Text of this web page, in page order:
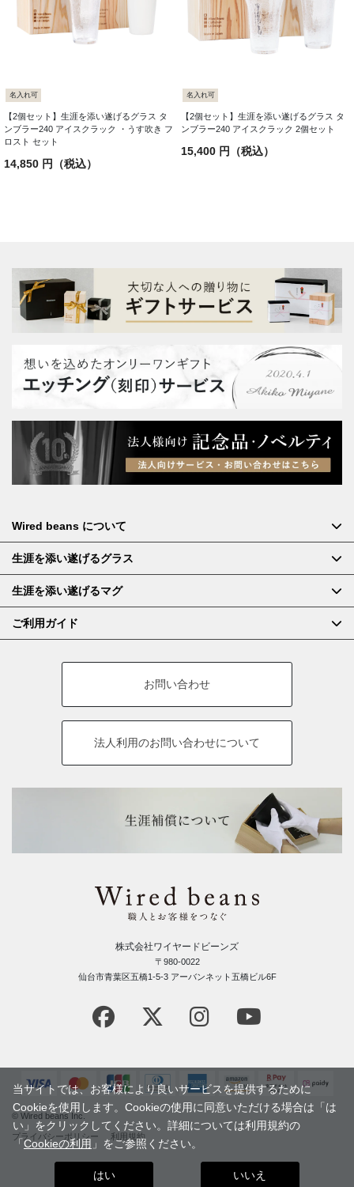
名入れ可
【2個セット】生涯を添い遂げるグラス タ
ンブラー240 アイスクラック ・うす吹き フ
ロスト セット
14,850 円（税込）
名入れ可
【2個セット】生涯を添い遂げるグラス タ
ンブラー240 アイスクラック 2個セット
15,400 円（税込）
Wired beans について
生涯を添い遂げるグラス
生涯を添い遂げるマグ
ご利用ガイド
お問い合わせ
法人利用のお問い合わせについて
株式会社ワイヤードビーンズ
〒980-0022
仙台市青葉区五橋1-5-3 アーバンネット五橋ビル6F
© Wired beans Inc.
プライバシーポリシー 利用規約
当サイトでは、お客様により良いサービスを提供するために
Cookieを使用します。Cookieの使用に同意いただける場合は「は
い」をクリックしてください。詳細については利用規約の
「 Cookieの利用 」をご参照ください。
はい いいえ